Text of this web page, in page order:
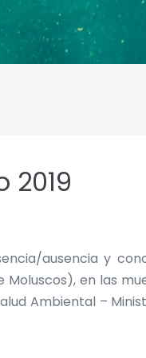
2019
ausencia y
en las
Ambiental –